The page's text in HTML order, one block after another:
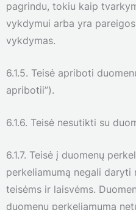
pagrindu, tokiu kaip
vykdymui arba yra
vykdymas.
6.1.5. Teisė apriboti
apribotii”).
6.1.6. Teisė nesutikti su
6.1.7. Teisė į duomenų
perkeliamumą negali
teisėms ir laisvėms.
duomenų perkeliamumą